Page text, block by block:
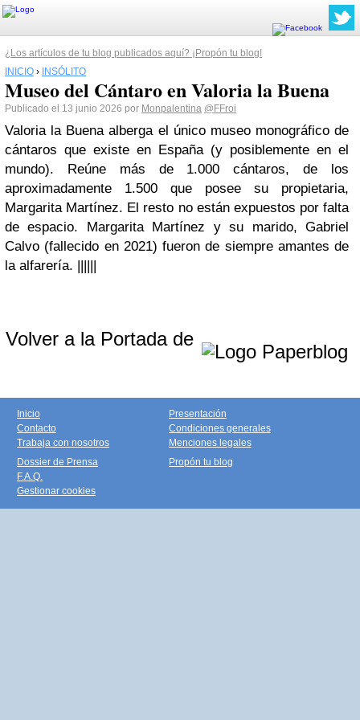
¿Los artículos de tu blog publicados aquí? ¡Propón tu blog!
INICIO › INSÓLITO
Museo del Cántaro en Valoria la Buena
Publicado el 13 junio 2026 por Monpalentina @FFroi
Valoria la Buena alberga el único museo monográfico de
cántaros que existe en España (y posiblemente en el
mundo). Reúne más de 1.000 cántaros, de los
aproximadamente 1.500 que posee su propietaria,
Margarita Martínez. El resto no están expuestos por falta
de espacio. Margarita Martínez y su marido, Gabriel
Calvo (fallecido en 2021) fueron de siempre amantes de
la alfarería. ||||||
Volver a la Portada de
Inicio
Contacto
Trabaja con nosotros
Presentación
Condiciones generales
Menciones legales
Dossier de Prensa
F.A.Q.
Gestionar cookies
Propón tu blog